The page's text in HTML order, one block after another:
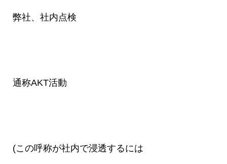
弊社、社内点検
通称AKT活動
(この呼称が社内で浸透するには